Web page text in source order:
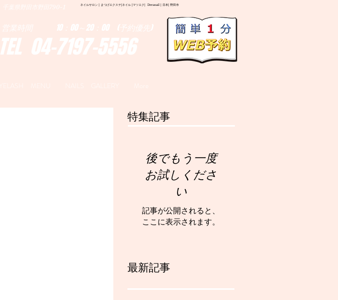
ネイルサロン | まつげエクステ|ネイル |マツエク| Deranail | 日本| 野田市
千葉県野田市野田790-1
TEL 04-7197-5556
営業時間 10：00～20：00 (予約優先)
特集記事
後でもう一度
お試しくださ
い
記事が公開されると、
ここに表示されます。
最新記事